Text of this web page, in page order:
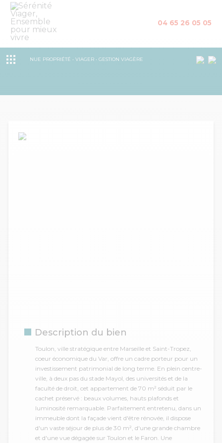
04 65 26 05 05
NUE PROPRIÉTÉ • VIAGER • GESTION VIAGÈRE
Description du bien
Toulon, ville stratégique entre Marseille et Saint-Tropez,
coeur économique du Var, offre un cadre porteur pour un
investissement patrimonial de long terme. En plein centre-
ville, à deux pas du stade Mayol, des universités et de la
faculté de droit, cet appartement de 70 m² séduit par le
cachet préservé : beaux volumes, hauts plafonds et
luminosité remarquable. Parfaitement entretenu, dans un
immeuble dont la façade vient d'être rénovée, il dispose
d'un vaste séjour de plus de 30 m², d'une grande chambre
et d'une vue dégagée sur Toulon et le Faron. Une